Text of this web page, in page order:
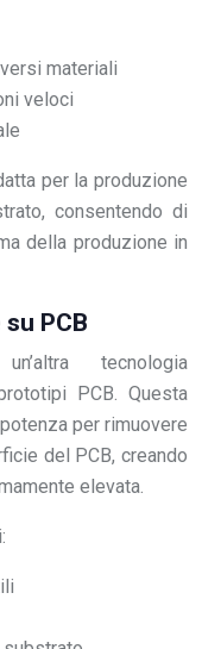
materiali
veloci
per la produzione
consentendo di
della produzione in
PCB
tecnologia
PCB. Questa
per rimuovere
del PCB, creando
elevata.